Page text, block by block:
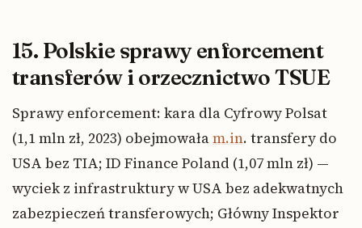
15. Polskie sprawy enforcement
transferów i orzecznictwo TSUE
Sprawy enforcement: kara dla Cyfrowy Polsat
(1,1 mln zł, 2023) obejmowałam.in. transfery do
USA bez TIA; ID Finance Poland (1,07 mln zł) —
wyciek z infrastruktury w USA bez adekwatnych
zabezpieczeń transferowych; Główny Inspektor